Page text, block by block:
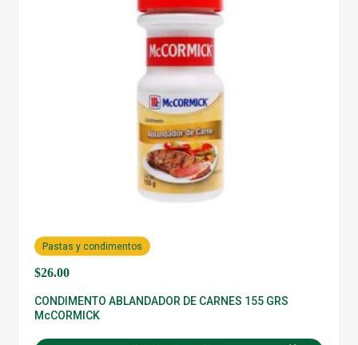
$26.00
Pastas y condimentos
CONDIMENTO ABLANDADOR DE CARNES 155 GRS
McCORMICK